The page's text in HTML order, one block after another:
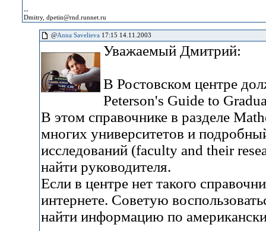
--
Dmitry, dpetin@rnd.runnet.ru
@Anna Savelieva 17:15 14.11.2003
Уважаемый Дмитрий:
В Ростовском центре
Peterson's Guide to
В этом справочнике в разделе
многих университетов и
исследований (faculty and their
найти руководителя.
Если в центре нет такого
интернете. Советую
найти информацию по